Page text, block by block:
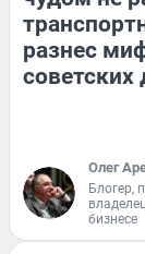
разнес
советских
Олег
Блогер,
бизнесе